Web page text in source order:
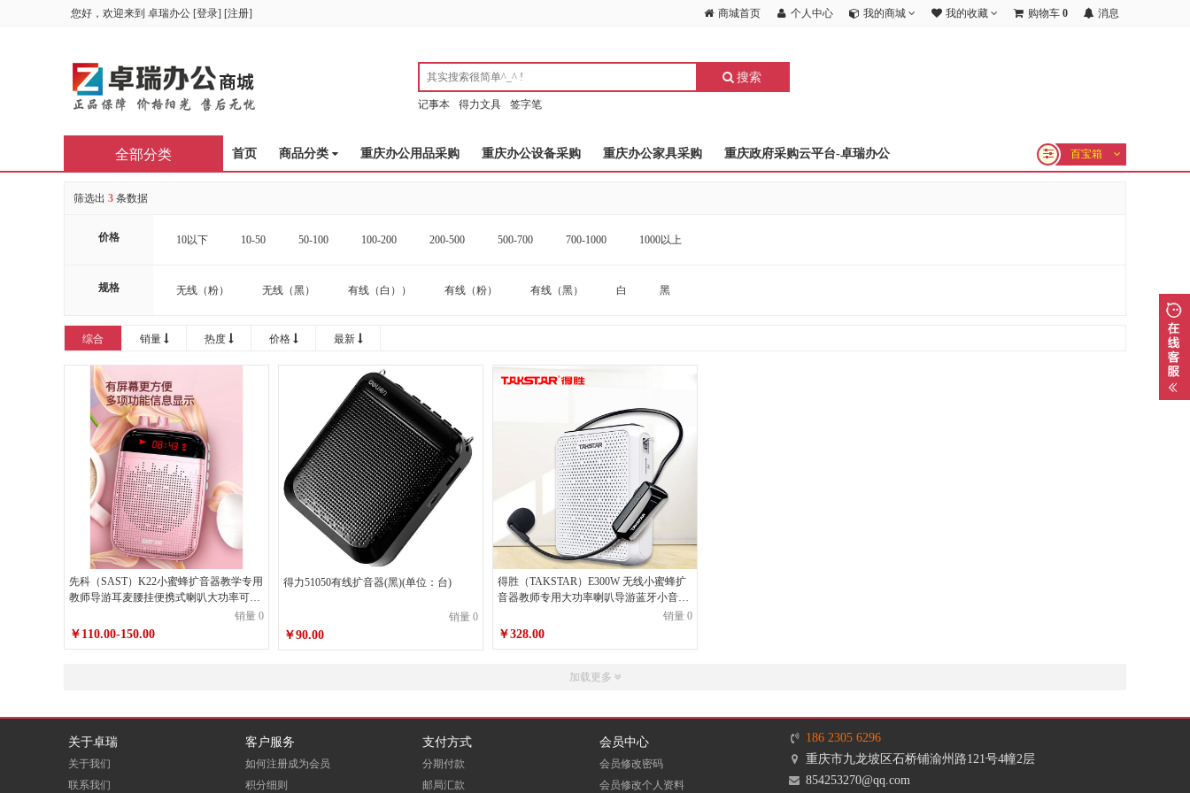
您好，欢迎来到 卓瑞办公 [登录] [注册] 商城首页 个人中心 我的商城 我的收藏 购物车 0 消息
搜索
记事本 得力文具 签字笔
首页 商品分类 重庆办公用品采购 重庆办公设备采购 重庆办公家具采购 重庆政府采购云平台-卓瑞办公 百宝箱
全部分类
筛选出 3 条数据
价格 10以下 10-50 50-100 100-200 200-500 500-700 700-1000 1000以上
规格 无线（粉） 无线（黑） 有线（白）） 有线（粉） 有线（黑） 白 黑
综合 销量 热度 价格 最新
先科（SAST）K22小蜜蜂扩音器教学专用
教师导游耳麦腰挂便携式喇叭大功率可插
销量 0
￥110.00-150.00
得力51050有线扩音器(黑)(单位：台)
销量 0
￥90.00
得胜（TAKSTAR）E300W 无线小蜜蜂扩
音器教师专用大功率喇叭导游蓝牙小音箱
销量 0
￥328.00
加载更多
关于卓瑞
关于我们
联系我们
客户服务
如何注册成为会员
积分细则
支付方式
分期付款
邮局汇款
会员中心
会员修改密码
会员修改个人资料
186 2305 6296
重庆市九龙坡区石桥铺渝州路121号4幢2层
854253270@qq.com